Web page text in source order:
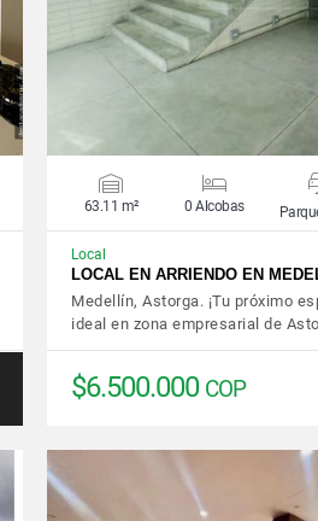
63.11 m² 0 Alcobas
1
Local
LOCAL EN ARRIENDO EN
Medellín, Astorga. ¡Tu próximo
ideal en zona empresarial de
$6.500.000 COP